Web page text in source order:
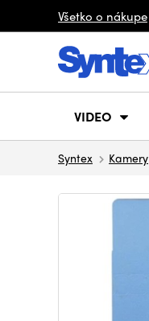
Všetko o nákupe
VIDEO
Syntex Kamery